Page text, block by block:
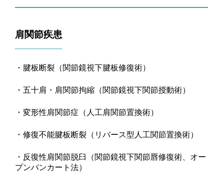
肩関節疾患
・腱板断裂（関節鏡視下腱板修復術）
・五十肩・肩関節拘縮（関節鏡視下関節授動術）
・変形性肩関節症（人工肩関節置換術）
・修復不能腱板断裂（リバース型人工関節置換術）
・反復性肩関節脱臼（関節鏡視下関節唇修復術、オー
プンバンカート法）